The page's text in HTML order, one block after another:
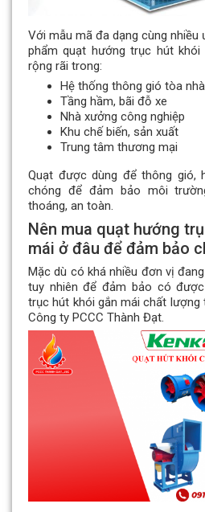
Với mẫu mã đa dạng cùng nhiều
phẩm quạt hướng trục hút
rộng rãi trong:
Hệ thống thông gió tòa
Tầng hầm, bãi đỗ xe
Nhà xưởng công nghiệp
Khu chế biến, sản xuất
Trung tâm thương mại
Quạt được dùng để thông gió,
chóng để đảm bảo môi
thoáng, an toàn.
Nên mua quạt hướng
mái ở đâu để đảm bảo
Mặc dù có khá nhiều đơn vị
tuy nhiên để đảm bảo có
trục hút khói gắn mái chất
Công ty PCCC Thành Đạt.